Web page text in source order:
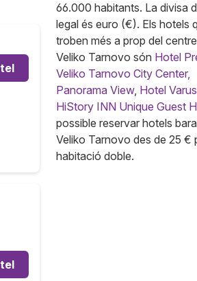
66.000 habitants. La divisa
legal és euro (€). Els hotels
troben més a prop del
Veliko Tarnovo són Hotel
Veliko Tarnovo City Center,
Panorama View, Hotel
HiStory INN Unique Guest
possible reservar hotels
Veliko Tarnovo des de 25 €
habitació doble.